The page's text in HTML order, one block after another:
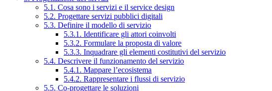
5.1. Cosa sono i servizi e il service design
5.2. Progettare servizi pubblici digitali
5.3. Definire il modello di servizio
5.3.1. Identificare gli attori coinvolti
5.3.2. Formulare la proposta di valore
5.3.3. Inquadrare gli elementi costitutivi del servizio
5.4. Descrivere il funzionamento del servizio
5.4.1. Mappare l’ecosistema
5.4.2. Rappresentare i flussi di servizio
5.5. Co-progettare le soluzioni